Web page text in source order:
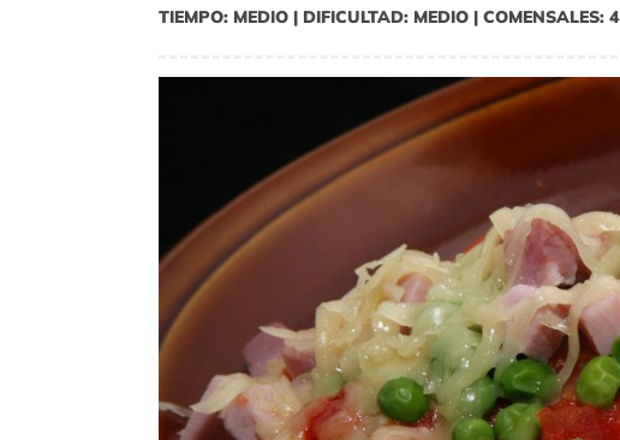
TIEMPO: MEDIO | DIFICULTAD: MEDIO | COMENSALES: 4